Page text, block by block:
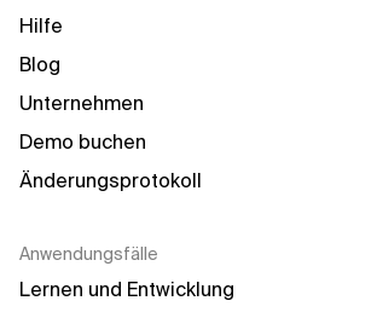
Hilfe
Blog
Unternehmen
Demo buchen
Änderungsprotokoll
Anwendungsfälle
Lernen und Entwicklung